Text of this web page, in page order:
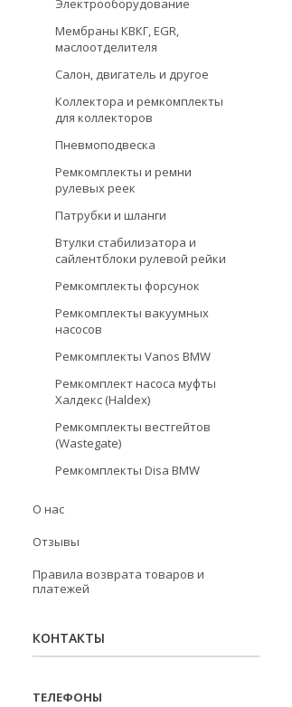
Электрооборудование
Мембраны КВКГ, EGR,
маслоотделителя
Салон, двигатель и другое
Коллектора и ремкомплекты
для коллекторов
Пневмоподвеска
Ремкомплекты и ремни
рулевых реек
Патрубки и шланги
Втулки стабилизатора и
сайлентблоки рулевой рейки
Ремкомплекты форсунок
Ремкомплекты вакуумных
насосов
Ремкомплекты Vanos BMW
Ремкомплект насоса муфты
Халдекс (Haldex)
Ремкомплекты вестгейтов
(Wastegate)
Ремкомплекты Disa BMW
О нас
Отзывы
Правила возврата товаров и
платежей
КОНТАКТЫ